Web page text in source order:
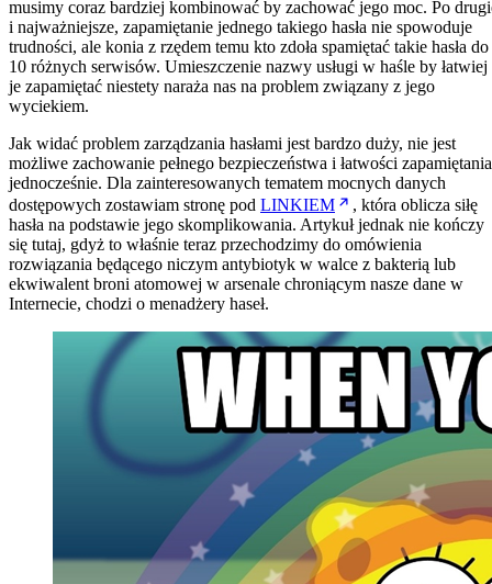
musimy coraz bardziej kombinować by zachować jego moc. Po
i najważniejsze, zapamiętanie jednego takiego hasła nie spowoduje
trudności, ale konia z rzędem temu kto zdoła spamiętać takie hasła do
10 różnych serwisów. Umieszczenie nazwy usługi w haśle by łatwiej
je zapamiętać niestety naraża nas na problem związany z jego
wyciekiem.
Jak widać problem zarządzania hasłami jest bardzo duży, nie jest
możliwe zachowanie pełnego bezpieczeństwa i łatwości zapamiętania
jednocześnie. Dla zainteresowanych tematem mocnych danych
dostępowych zostawiam stronę pod LINKIEM
, która oblicza siłę
hasła na podstawie jego skomplikowania. Artykuł jednak nie kończy
się tutaj, gdyż to właśnie teraz przechodzimy do omówienia
rozwiązania będącego niczym antybiotyk w walce z bakterią lub
ekwiwalent broni atomowej w arsenale chroniącym nasze dane w
Internecie, chodzi o menadżery haseł.